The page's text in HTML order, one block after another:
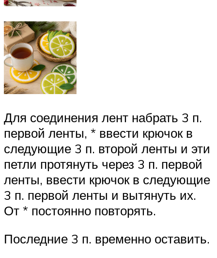
Для соединения лент набрать 3 п.
первой ленты, * ввести крючок в
следующие 3 п. второй ленты и эти
петли протянуть через 3 п. первой
ленты, ввести крючок в следующие
3 п. первой ленты и вытянуть их.
От * постоянно повторять.
Последние 3 п. временно оставить.